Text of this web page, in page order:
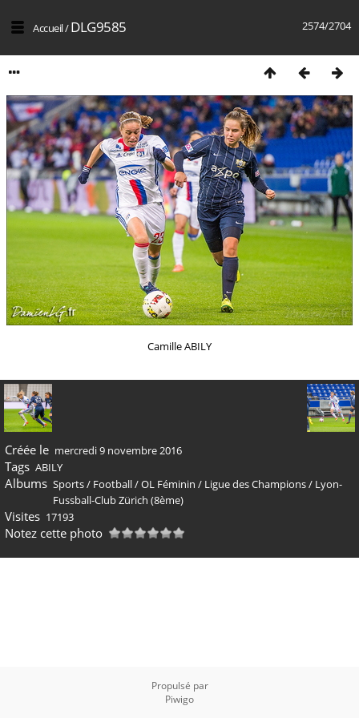
2574/2704
Accueil/DLG9585
Camille ABILY
Créée le mercredi 9 novembre 2016
Tags ABILY
Albums Sports/ Football/OL Féminin / Ligue des Champions/ Lyon-
Fussball-Club Zürich (8ème)
Visites 17193
Notez cette photo
Propulsé par
Piwigo